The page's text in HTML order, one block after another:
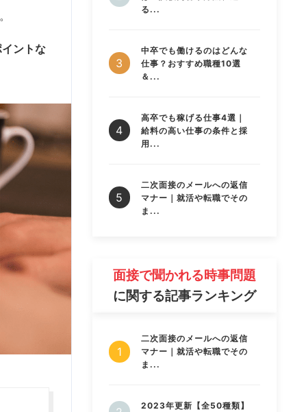
ントな
る...
中卒でも働けるのはどんな
仕事？おすすめ職種10選
＆...
高卒でも稼げる仕事4選｜
給料の高い仕事の条件と採
用...
二次面接のメールへの返信
マナー｜就活や転職でその
ま...
面接で聞かれる時事問題
に関する記事ランキング
二次面接のメールへの返信
マナー｜就活や転職でその
ま...
2023年更新【全50種類】